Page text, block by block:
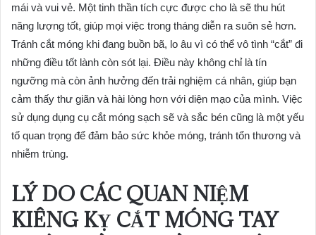
mái và vui vẻ. Một tinh thần tích cực được cho là sẽ thu hút
năng lượng tốt, giúp mọi việc trong tháng diễn ra suôn sẻ hơn.
Tránh cắt móng khi đang buồn bã, lo âu vì có thể vô tình “cắt” đi
những điều tốt lành còn sót lại. Điều này không chỉ là tín
ngưỡng mà còn ảnh hưởng đến trải nghiệm cá nhân, giúp bạn
cảm thấy thư giãn và hài lòng hơn với diện mạo của mình. Việc
sử dụng dụng cụ cắt móng sạch sẽ và sắc bén cũng là một yếu
tố quan trọng để đảm bảo sức khỏe móng, tránh tổn thương và
nhiễm trùng.
LÝ DO CÁC QUAN NIỆM
KIÊNG KỴ CẮT MÓNG TAY